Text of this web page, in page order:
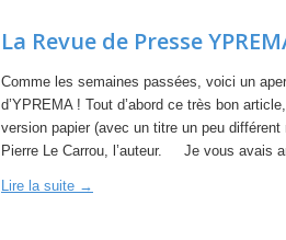
La Revue de Presse
Comme les semaines passées, voici un
d’YPREMA ! Tout d’abord ce très bon
version papier (avec un titre un peu
Pierre Le Carrou, l’auteur. Je vous avais
Lire la suite →